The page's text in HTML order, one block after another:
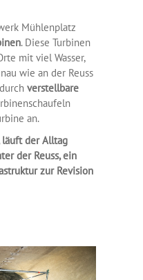
Mühlenplatz
. Diese Turbinen
mit viel Wasser,
wie an der Reuss
durchverstellbare
an.
läuft der Alltag
der Reuss, ein
zur Revision